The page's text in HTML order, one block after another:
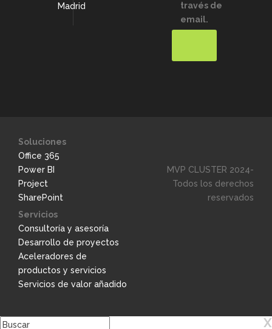
Madrid
través de
email.
Soluciones
Office 365
Power BI
Project
SharePoint
Servicios
Consultoría y asesoría
Desarrollo de proyectos
Aceleradores de
productos y servicios
Servicios de valor añadido
MVP CLUSTER 2024-
Todos los derechos
reservados
X